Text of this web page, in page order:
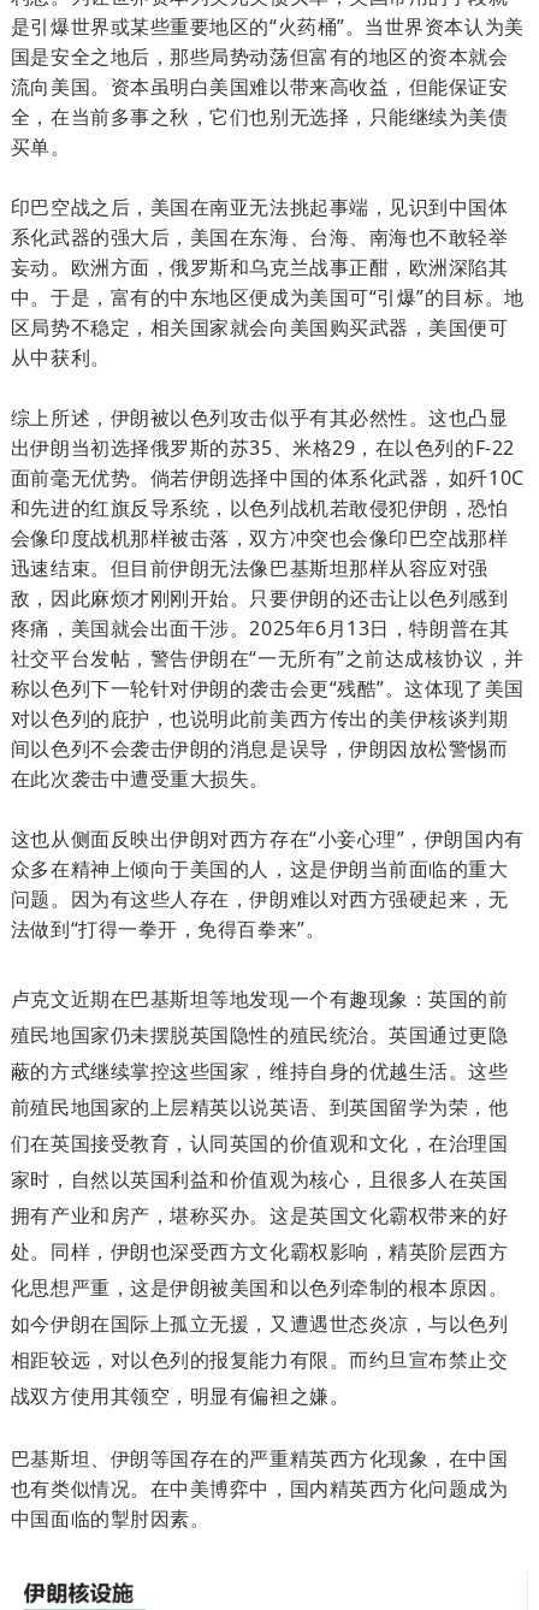
是引爆世界或某些重要地区的“火药桶”。当世界资本认为美
国是安全之地后，那些局势动荡但富有的地区的资本就会
流向美国。资本虽明白美国难以带来高收益，但能保证安
全，在当前多事之秋，它们也别无选择，只能继续为美债
买单。
印巴空战之后，美国在南亚无法挑起事端，见识到中国体
系化武器的强大后，美国在东海、台海、南海也不敢轻举
妄动。欧洲方面，俄罗斯和乌克兰战事正酣，欧洲深陷其
中。于是，富有的中东地区便成为美国可“引爆”的目标。地
区局势不稳定，相关国家就会向美国购买武器，美国便可
从中获利。
综上所述，伊朗被以色列攻击似乎有其必然性。这也凸显
出伊朗当初选择俄罗斯的苏35、米格29，在以色列的F-22
面前毫无优势。倘若伊朗选择中国的体系化武器，如歼10C
和先进的红旗反导系统，以色列战机若敢侵犯伊朗，恐怕
会像印度战机那样被击落，双方冲突也会像印巴空战那样
迅速结束。但目前伊朗无法像巴基斯坦那样从容应对强
敌，因此麻烦才刚刚开始。只要伊朗的还击让以色列感到
疼痛，美国就会出面干涉。2025年6月13日，特朗普在其
社交平台发帖，警告伊朗在“一无所有”之前达成核协议，并
称以色列下一轮针对伊朗的袭击会更“残酷”。这体现了美国
对以色列的庇护，也说明此前美西方传出的美伊核谈判期
间以色列不会袭击伊朗的消息是误导，伊朗因放松警惕而
在此次袭击中遭受重大损失。
这也从侧面反映出伊朗对西方存在“小妾心理”，伊朗国内有
众多在精神上倾向于美国的人，这是伊朗当前面临的重大
问题。因为有这些人存在，伊朗难以对西方强硬起来，无
法做到“打得一拳开，免得百拳来”。
卢克文近期在巴基斯坦等地发现一个有趣现象：英国的前
殖民地国家仍未摆脱英国隐性的殖民统治。英国通过更隐
蔽的方式继续掌控这些国家，维持自身的优越生活。这些
前殖民地国家的上层精英以说英语、到英国留学为荣，他
们在英国接受教育，认同英国的价值观和文化，在治理国
家时，自然以英国利益和价值观为核心，且很多人在英国
拥有产业和房产，堪称买办。这是英国文化霸权带来的好
处。同样，伊朗也深受西方文化霸权影响，精英阶层西方
化思想严重，这是伊朗被美国和以色列牵制的根本原因。
如今伊朗在国际上孤立无援，又遭遇世态炎凉，与以色列
相距较远，对以色列的报复能力有限。而约旦宣布禁止交
战双方使用其领空，明显有偏袒之嫌。
巴基斯坦、伊朗等国存在的严重精英西方化现象，在中国
也有类似情况。在中美博弈中，国内精英西方化问题成为
中国面临的掣肘因素。